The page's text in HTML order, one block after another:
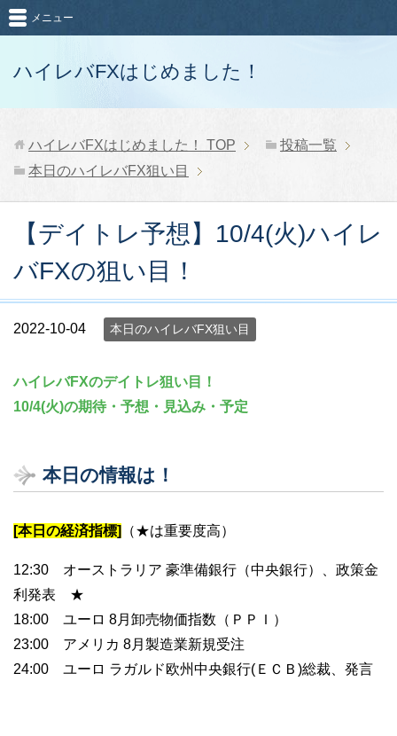
ハイレバFXはじめました！
メニュー
ハイレバFXはじめました！ TOP
投稿一覧
本日のハイレバFX狙い目
【デイトレ予想】10/4(火)ハイレ
バFXの狙い目！
2022-10-04 本日のハイレバFX狙い目
ハイレバFXのデイトレ狙い目！
10/4(火)の期待・予想・見込み・予定
本日の情報は！
[本日の経済指標] （★は重要度高）
12:30 オーストラリア 豪準備銀行（中央銀行）、政策金
利発表 ★
18:00 ユーロ 8月卸売物価指数（ＰＰＩ）
23:00 アメリカ 8月製造業新規受注
24:00 ユーロ ラガルド欧州中央銀行(ＥＣＢ)総裁、発言